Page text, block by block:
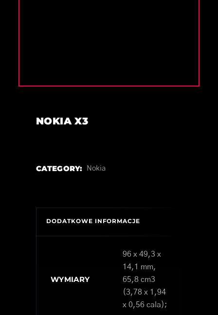
NOKIA X3
CATEGORY: Nokia
DODATKOWE INFORMACJE
WYMIARY
96 x 49,3 x
14,1 mm,
65,8 cm3
(3,78 x 1,94
x 0,56 cala);